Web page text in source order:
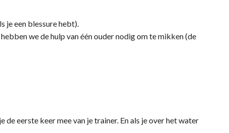
je een blessure hebt).
we de hulp van één ouder nodig om te mikken (de
eerste keer mee van je trainer. En als je over het water